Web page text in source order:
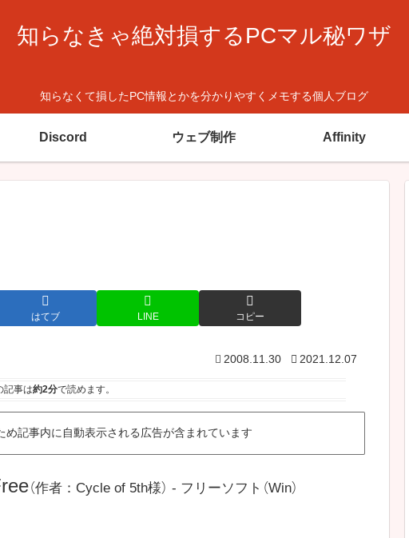
知らなきゃ絶対損するPCマル秘ワザ
知らなくて損したPC情報とかを分かりやすくメモする個人ブログ
Discord ウェブ制作 Affinity
はてブ LINE コピー
2008.11.30 2021.12.07
記事は約2分で読めます。
め記事内に自動表示される広告が含まれています
（作者：Cycle of 5th様） - フリーソフト（Win）